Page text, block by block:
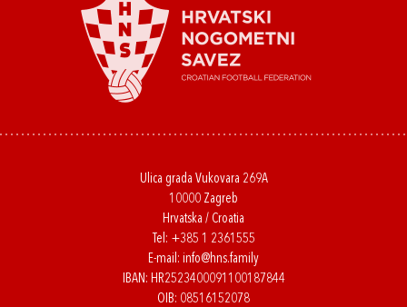
Ulica grada Vukovara 269A
10000 Zagreb
Hrvatska / Croatia
Tel: +385 1 2361555
E-mail: info@hns.family
IBAN: HR2523400091100187844
OIB: 08516152078